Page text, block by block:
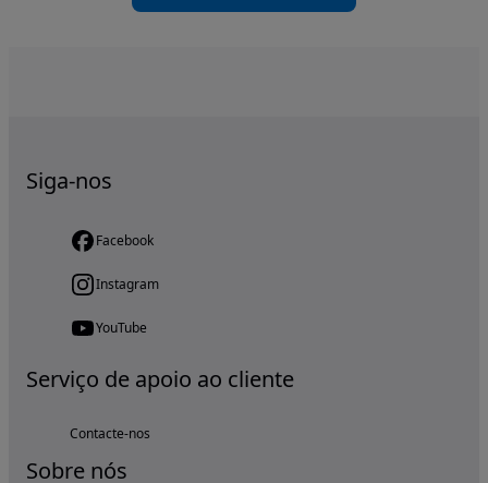
Siga-nos
Facebook
Instagram
YouTube
Serviço de apoio ao cliente
Contacte-nos
Sobre nós